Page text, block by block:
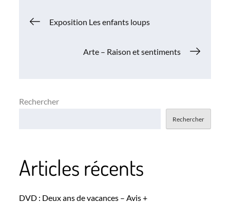
Navigation
Exposition Les enfants loups
Arte – Raison et sentiments
Rechercher
Rechercher
Articles récents
DVD : Deux ans de vacances – Avis +